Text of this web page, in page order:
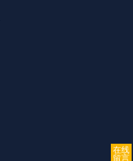
在线
留言